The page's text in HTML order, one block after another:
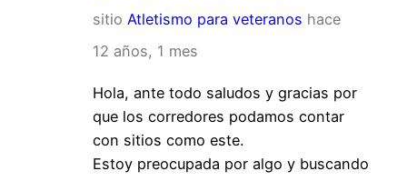
sitio Atletismo para veteranos hace
12 años, 1 mes
Hola, ante todo saludos y gracias por
que los corredores podamos contar
con sitios como este.
Estoy preocupada por algo y buscando